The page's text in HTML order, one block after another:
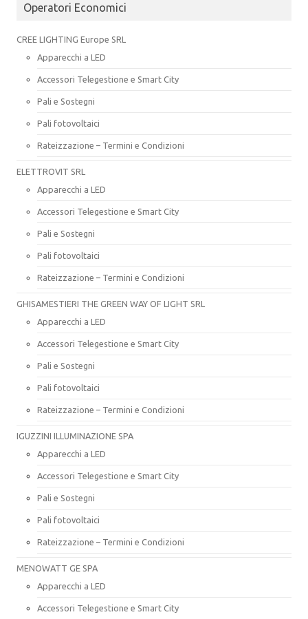
Operatori Economici
CREE LIGHTING Europe SRL
Apparecchi a LED
Accessori Telegestione e Smart City
Pali e Sostegni
Pali fotovoltaici
Rateizzazione – Termini e Condizioni
ELETTROVIT SRL
Apparecchi a LED
Accessori Telegestione e Smart City
Pali e Sostegni
Pali fotovoltaici
Rateizzazione – Termini e Condizioni
GHISAMESTIERI THE GREEN WAY OF LIGHT SRL
Apparecchi a LED
Accessori Telegestione e Smart City
Pali e Sostegni
Pali fotovoltaici
Rateizzazione – Termini e Condizioni
IGUZZINI ILLUMINAZIONE SPA
Apparecchi a LED
Accessori Telegestione e Smart City
Pali e Sostegni
Pali fotovoltaici
Rateizzazione – Termini e Condizioni
MENOWATT GE SPA
Apparecchi a LED
Accessori Telegestione e Smart City